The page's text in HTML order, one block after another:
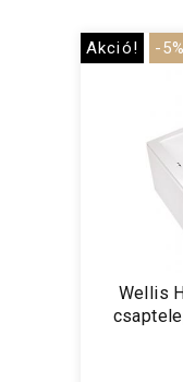
Akció! -5%
Wellis